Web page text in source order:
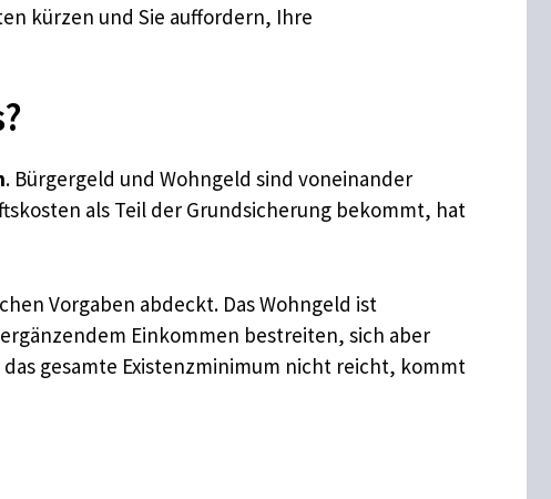
kürzen und Sie auffordern, Ihre
. Bürgergeld und Wohngeld sind voneinander
als Teil der Grundsicherung bekommt, hat
Vorgaben abdeckt. Das Wohngeld ist
Einkommen bestreiten, sich aber
gesamte Existenzminimum nicht reicht, kommt